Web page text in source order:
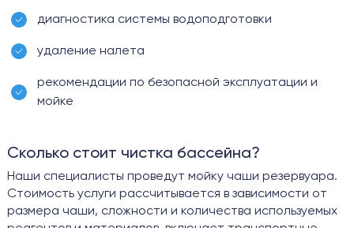
диагностика системы водоподготовки
удаление налета
рекомендации по безопасной эксплуатации и
мойке
Сколько стоит чистка бассейна?
Наши специалисты проведут мойку чаши резервуара.
Стоимость услуги рассчитывается в зависимости от
размера чаши, сложности и количества используемых